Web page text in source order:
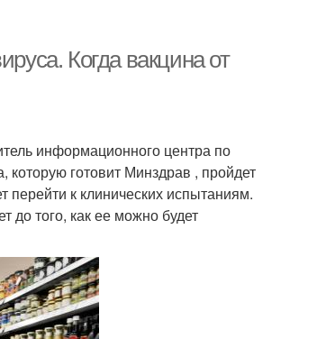
Когда вакцина от
информационного центра по
которую готовит Минздрав , пройдет
к клинических испытаниям.
до того, как ее можно будет